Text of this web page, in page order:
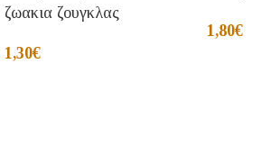
ζωακια ζουγκλας
1,30€
1,80€